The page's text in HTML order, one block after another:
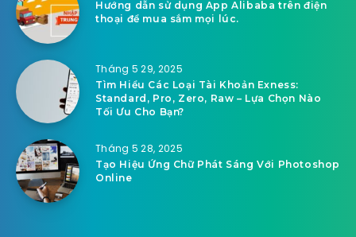
Hướng dẫn sử dụng App Alibaba trên điện
thoại để mua sắm mọi lúc.
Tháng 5 29, 2025
Tìm Hiểu Các Loại Tài Khoản Exness:
Standard, Pro, Zero, Raw – Lựa Chọn Nào
Tối Ưu Cho Bạn?
Tháng 5 28, 2025
Tạo Hiệu Ứng Chữ Phát Sáng Với Photoshop
Online